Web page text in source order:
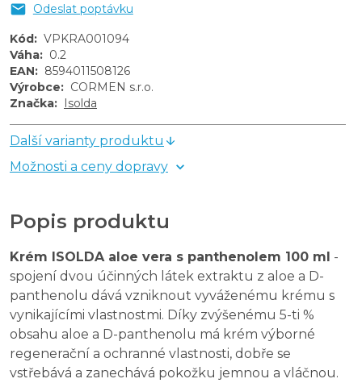
Odeslat poptávku
Kód: VPKRA001094
Váha: 0.2
EAN: 8594011508126
Výrobce: CORMEN s.r.o.
Značka: Isolda
Další varianty produktu
Možnosti a ceny dopravy
Popis produktu
Krém ISOLDA aloe vera s panthenolem 100 ml -
spojení dvou účinných látek extraktu z aloe a D-
panthenolu dává vzniknout vyváženému krému s
vynikajícími vlastnostmi. Díky zvýšenému 5-ti %
obsahu aloe a D-panthenolu má krém výborné
regenerační a ochranné vlastnosti, dobře se
vstřebává a zanechává pokožku jemnou a vláčnou.